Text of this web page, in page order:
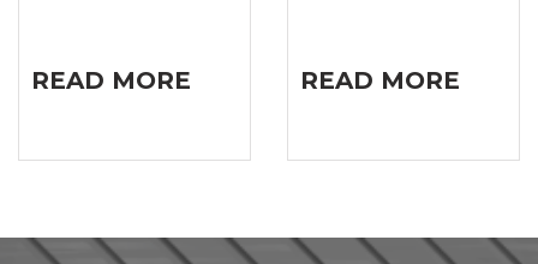
READ MORE READ MORE